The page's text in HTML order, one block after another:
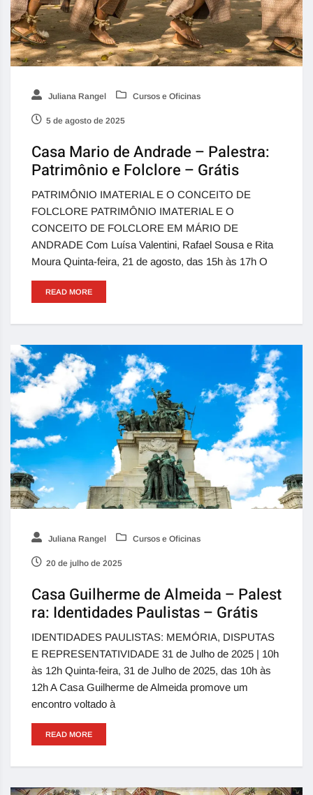
Juliana Rangel Cursos e Oficinas
5 de agosto de 2025
Casa Mario de Andrade – Palestra:
Patrimônio e Folclore – Grátis
PATRIMÔNIO IMATERIAL E O CONCEITO DE
FOLCLORE PATRIMÔNIO IMATERIAL E O
CONCEITO DE FOLCLORE EM MÁRIO DE
ANDRADE Com Luísa Valentini, Rafael Sousa e Rita
Moura Quinta-feira, 21 de agosto, das 15h às 17h O
READ MORE
Juliana Rangel Cursos e Oficinas
20 de julho de 2025
Casa Guilherme de Almeida – Palest
ra: Identidades Paulistas – Grátis
IDENTIDADES PAULISTAS: MEMÓRIA, DISPUTAS
E REPRESENTATIVIDADE 31 de Julho de 2025 | 10h
às 12h Quinta-feira, 31 de Julho de 2025, das 10h às
12h A Casa Guilherme de Almeida promove um
encontro voltado à
READ MORE